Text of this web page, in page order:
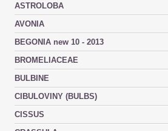
ASTROLOBA
AVONIA
BEGONIA new 10 - 2013
BROMELIACEAE
BULBINE
CIBULOVINY (BULBS)
CISSUS